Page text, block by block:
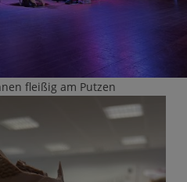
fleißig am Putzen